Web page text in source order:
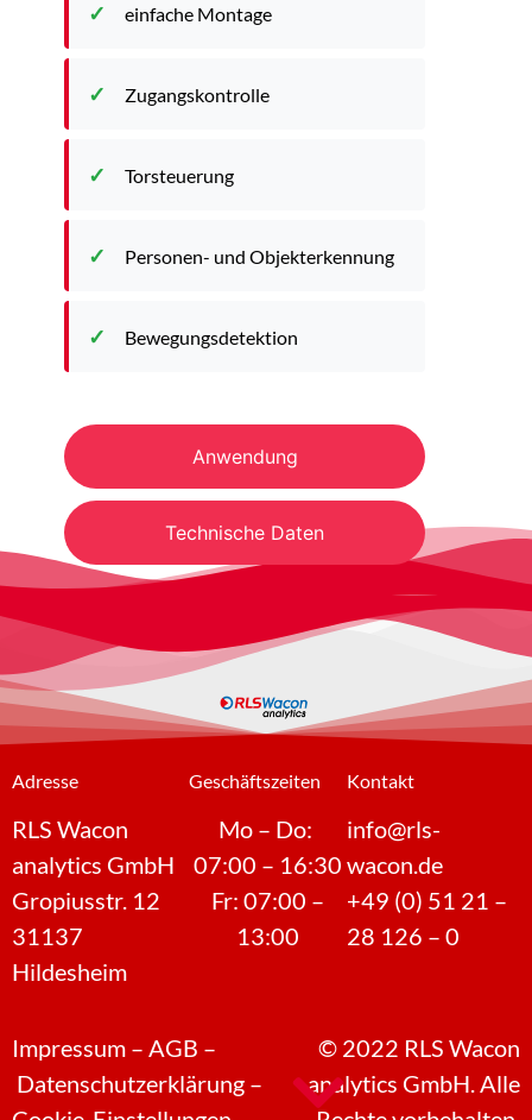
Anwendung
Technische Daten
einfache Montage
Zugangskontrolle
Torsteuerung
Personen- und Objekterkennung
Bewegungsdetektion
Adresse
RLS Wacon
analytics GmbH
Gropiusstr. 12
31137
Hildesheim
Geschäftszeiten
Mo – Do:
07:00 – 16:30
Fr: 07:00 –
13:00
Kontakt
info@rls-
wacon.de
+49 (0) 51 21 –
28 126 – 0
Impressum – AGB –
Datenschutzerklärung –
© 2022 RLS Wacon
analytics GmbH. Alle